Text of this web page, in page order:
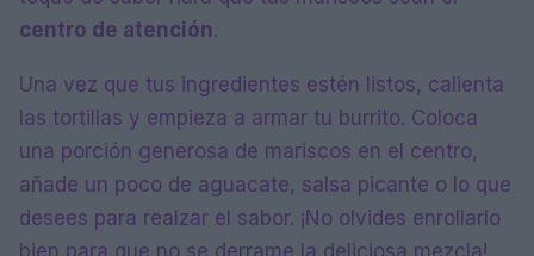
centro de atención.
Una vez que tus ingredientes estén listos, calienta
las tortillas y empieza a armar tu burrito. Coloca
una porción generosa de mariscos en el centro,
añade un poco de aguacate, salsa picante o lo que
desees para realzar el sabor. ¡No olvides enrollarlo
bien para que no se derrame la deliciosa mezcla!